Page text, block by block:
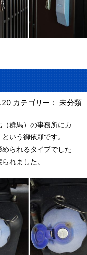
カテゴリー： 未分類
群馬）の事務所にカ
いう御依頼です。
られるタイプでした
れました。